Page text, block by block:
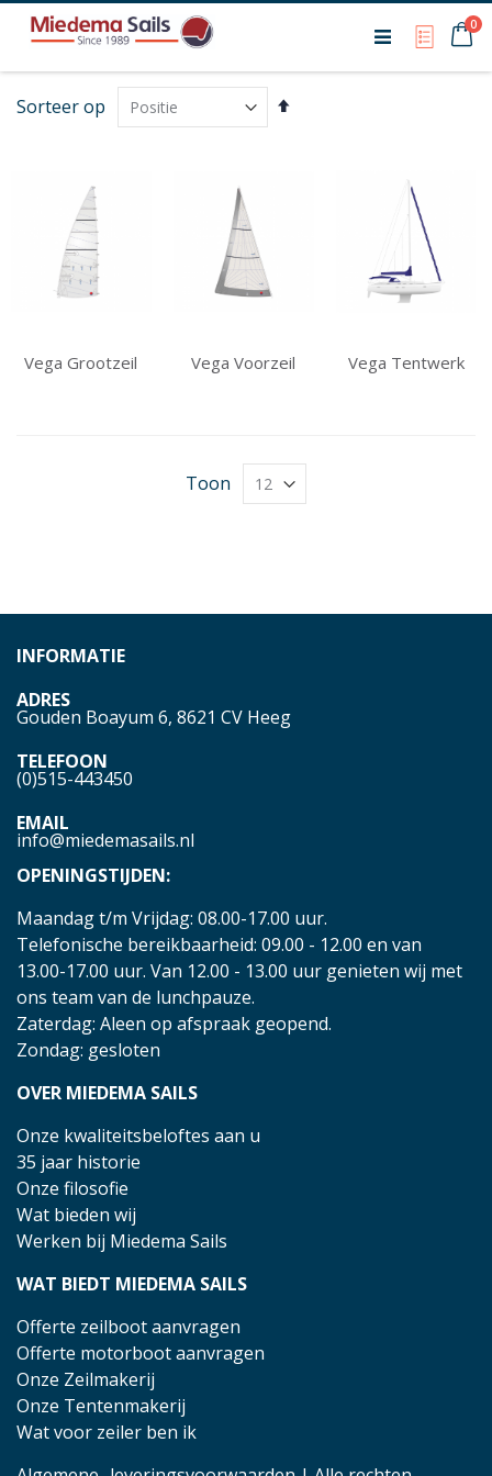
My0
Sorteer op
Van
Vega Grootzeil Vega Voorzeil Vega Tentwerk
Toon
INFORMATIE
ADRES
Gouden Boayum 6, 8621 CV Heeg
TELEFOON
(0)515-443450
EMAIL
info@miedemasails.nl
OPENINGSTIJDEN:
Maandag t/m Vrijdag: 08.00-17.00 uur.
Telefonische bereikbaarheid: 09.00 - 12.00 en van
13.00-17.00 uur. Van 12.00 - 13.00 uur genieten wij met
ons team van de lunchpauze.
Zaterdag: Aleen op afspraak geopend.
Zondag: gesloten
OVER MIEDEMA SAILS
Onze kwaliteitsbeloftes aan u
35 jaar historie
Onze filosofie
Wat bieden wij
Werken bij Miedema Sails
WAT BIEDT MIEDEMA SAILS
Offerte zeilboot aanvragen
Offerte motorboot aanvragen
Onze Zeilmakerij
Onze Tentenmakerij
Wat voor zeiler ben ik